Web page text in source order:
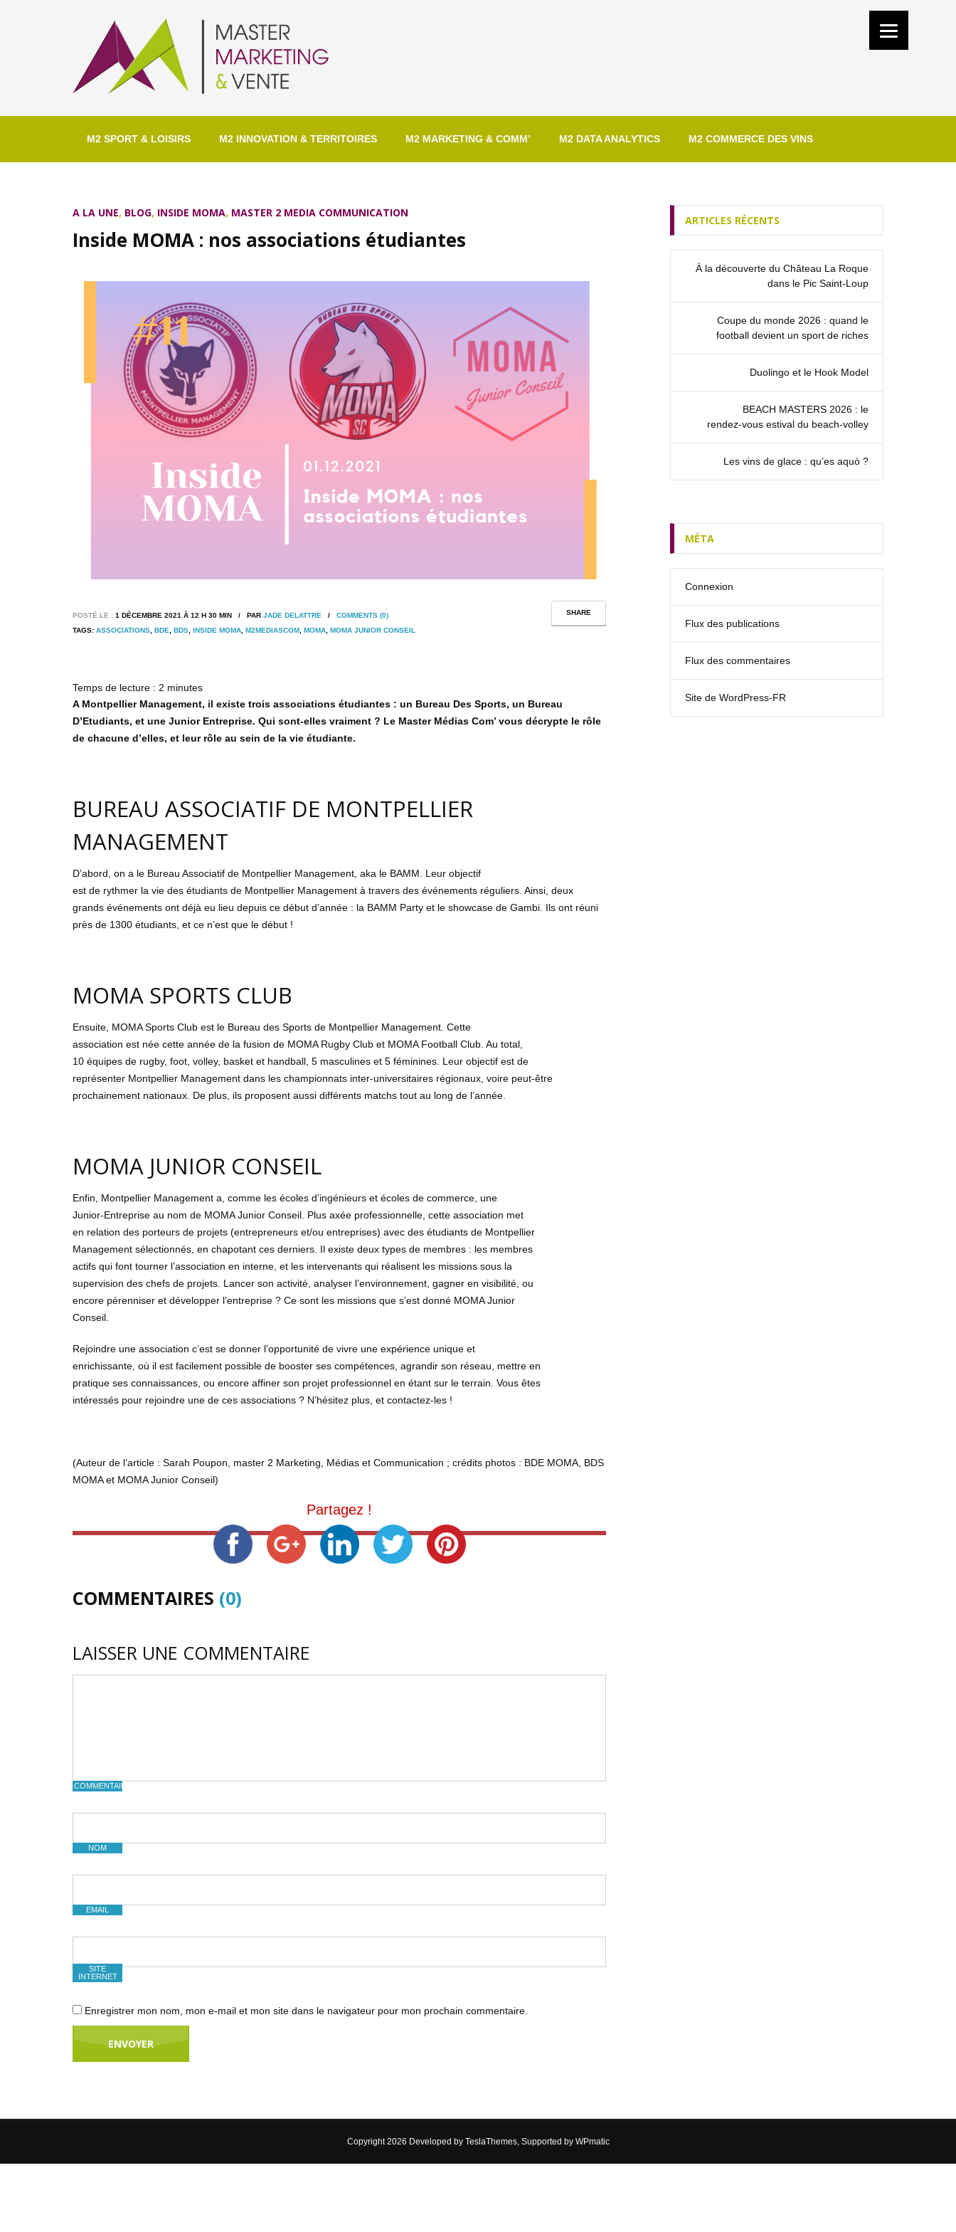
M2 SPORT & LOISIRS M2 INNOVATION & TERRITOIRES M2 MARKETING & COMM’ M2 DATA ANALYTICS M2 COMMERCE DES VINS
A LA UNE, BLOG, INSIDE MOMA, MASTER 2 MEDIA COMMUNICATION
Inside MOMA : nos associations étudiantes
SHARE
POSTÉ LE : 1 DÉCEMBRE 2021 À 12 H 30 MIN / PAR JADE DELATTRE / COMMENTS (0)
TAGS: ASSOCIATIONS BDE BDS INSIDE MOMA M2MEDIASCOM MOMA MOMA JUNIOR CONSEIL
Temps de lecture : 2 minutes
A Montpellier Management, il existe trois associations étudiantes : un Bureau Des Sports, un Bureau
D’Etudiants, et une Junior Entreprise. Qui sont-elles vraiment ? Le Master Médias Com’ vous décrypte le rôle
de chacune d’elles, et leur rôle au sein de la vie étudiante.
BUREAU ASSOCIATIF DE MONTPELLIER
MANAGEMENT
D’abord, on a le Bureau Associatif de Montpellier Management, aka le BAMM. Leur objectif
est de rythmer la vie des étudiants de Montpellier Management à travers des événements réguliers. Ainsi, deux
grands événements ont déjà eu lieu depuis ce début d’année : la BAMM Party et le showcase de Gambi. Ils ont réuni
près de 1300 étudiants, et ce n’est que le début !
MOMA SPORTS CLUB
Ensuite, MOMA Sports Club est le Bureau des Sports de Montpellier Management. Cette
association est née cette année de la fusion de MOMA Rugby Club et MOMA Football Club. Au total,
10 équipes de rugby, foot, volley, basket et handball, 5 masculines et 5 féminines. Leur objectif est de
représenter Montpellier Management dans les championnats inter-universitaires régionaux, voire peut-être
prochainement nationaux. De plus, ils proposent aussi différents matchs tout au long de l’année.
MOMA JUNIOR CONSEIL
Enfin, Montpellier Management a, comme les écoles d’ingénieurs et écoles de commerce, une
Junior-Entreprise au nom de MOMA Junior Conseil. Plus axée professionnelle, cette association met
en relation des porteurs de projets (entrepreneurs et/ou entreprises) avec des étudiants de Montpellier
Management sélectionnés, en chapotant ces derniers. Il existe deux types de membres : les membres
actifs qui font tourner l’association en interne, et les intervenants qui réalisent les missions sous la
supervision des chefs de projets. Lancer son activité, analyser l’environnement, gagner en visibilité, ou
encore pérenniser et développer l’entreprise ? Ce sont les missions que s’est donné MOMA Junior
Conseil.
Rejoindre une association c’est se donner l’opportunité de vivre une expérience unique et
enrichissante, où il est facilement possible de booster ses compétences, agrandir son réseau, mettre en
pratique ses connaissances, ou encore affiner son projet professionnel en étant sur le terrain. Vous êtes
intéressés pour rejoindre une de ces associations ? N’hésitez plus, et contactez-les !
(Auteur de l’article : Sarah Poupon, master 2 Marketing, Médias et Communication ; crédits photos : BDE MOMA, BDS
MOMA et MOMA Junior Conseil)
Partagez !
COMMENTAIRES (0)
LAISSER UNE COMMENTAIRE
COMMENTAIRE
NOM
EMAIL
SITE
INTERNET
Enregistrer mon nom, mon e-mail et mon site dans le navigateur pour mon prochain commentaire.
ARTICLES RÉCENTS
À la découverte du Château La Roque
dans le Pic Saint‑Loup
Coupe du monde 2026 : quand le
football devient un sport de riches
Duolingo et le Hook Model
BEACH MASTERS 2026 : le
rendez‑vous estival du beach-volley
Les vins de glace : qu’es aquò ?
MÉTA
Connexion
Flux des publications
Flux des commentaires
Site de WordPress-FR
Copyright 2026 Developed by TeslaThemes, Supported by WPmatic